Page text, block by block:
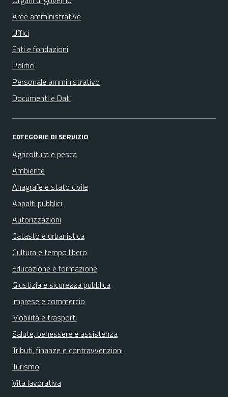
Aree amministrative
Uffici
Enti e fondazioni
Politici
Personale amministrativo
Documenti e Dati
CATEGORIE DI SERVIZIO
Agricoltura e pesca
Ambiente
Anagrafe e stato civile
Appalti pubblici
Autorizzazioni
Catasto e urbanistica
Cultura e tempo libero
Educazione e formazione
Giustizia e sicurezza pubblica
Imprese e commercio
Mobilità e trasporti
Salute, benessere e assistenza
Tributi, finanze e contravvenzioni
Turismo
Vita lavorativa